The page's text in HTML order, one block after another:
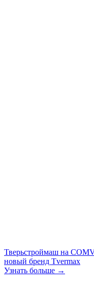
Тверьстроймаш на
новый бренд Tvermax
Узнать больше →